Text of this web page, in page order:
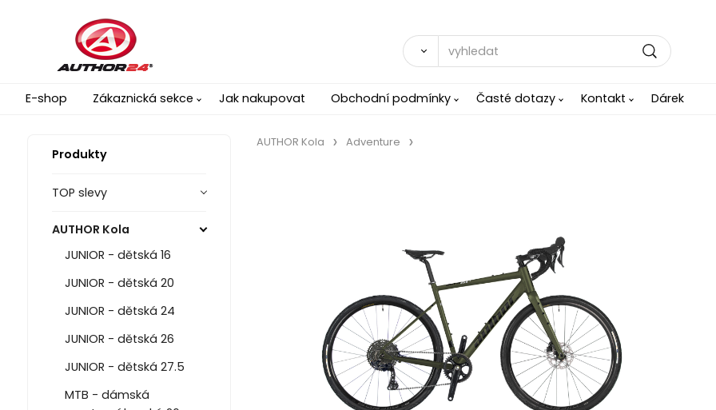
E-shop Zákaznická sekce Jak nakupovat Obchodní podmínky Časté dotazy Kontakt Dárek
Produkty
TOP slevy
AUTHOR Kola
JUNIOR - dětská 16
JUNIOR - dětská 20
JUNIOR - dětská 24
JUNIOR - dětská 26
JUNIOR - dětská 27.5
MTB - dámská
AUTHOR Kola Adventure